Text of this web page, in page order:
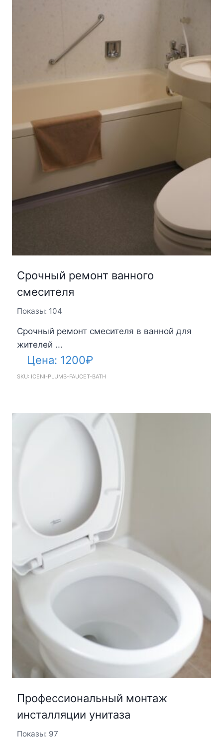
Срочный ремонт ванного
смесителя
Показы: 104
Срочный ремонт смесителя в ванной для
жителей ...
Цена: 1200₽
SKU: ICENI-PLUMB-FAUCET-BATH
Профессиональный монтаж
инсталляции унитаза
Показы: 97